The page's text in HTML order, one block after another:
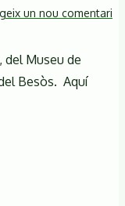
un nou comentari
del Museu de
Besòs. Aquí